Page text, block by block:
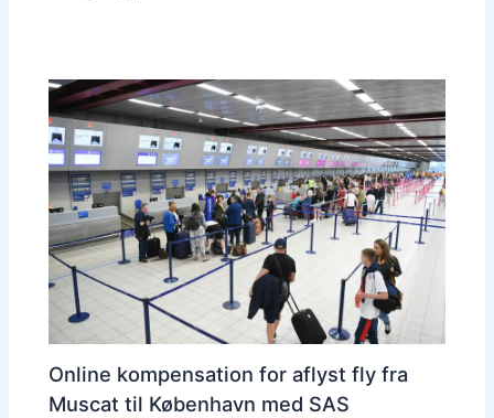
Online kompensation for aflyst fly fra
Muscat til København med SAS